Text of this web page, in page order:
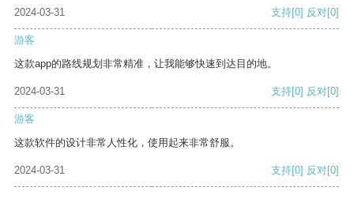
2024-03-31
支持[0] 反对[0]
游客
这款app的路线规划非常精准，让我能够快速到达目的地。
2024-03-31 支持[0] 反对[0]
游客
这款软件的设计非常人性化，使用起来非常舒服。
2024-03-31 支持[0] 反对[0]